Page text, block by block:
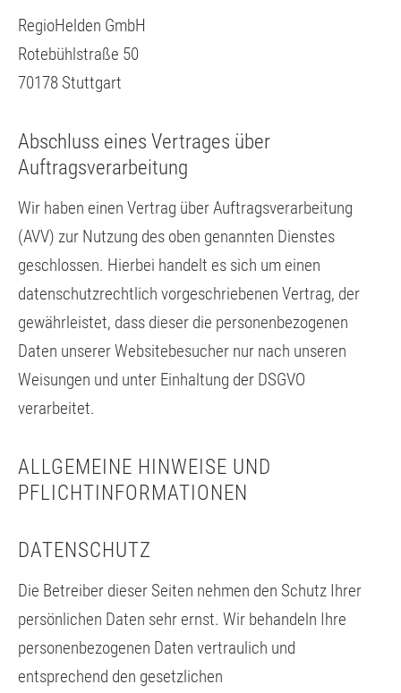
RegioHelden GmbH
Rotebühlstraße 50
70178 Stuttgart
Abschluss eines Vertrages über
Auftragsverarbeitung
Wir haben einen Vertrag über Auftragsverarbeitung
(AVV) zur Nutzung des oben genannten Dienstes
geschlossen. Hierbei handelt es sich um einen
datenschutzrechtlich vorgeschriebenen Vertrag, der
gewährleistet, dass dieser die personenbezogenen
Daten unserer Websitebesucher nur nach unseren
Weisungen und unter Einhaltung der DSGVO
verarbeitet.
ALLGEMEINE HINWEISE UND
PFLICHTINFORMATIONEN
DATENSCHUTZ
Die Betreiber dieser Seiten nehmen den Schutz Ihrer
persönlichen Daten sehr ernst. Wir behandeln Ihre
personenbezogenen Daten vertraulich und
entsprechend den gesetzlichen